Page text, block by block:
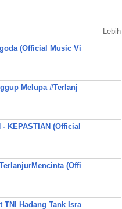
Lebih
(Official Music Vi
Melupa #Terlanj
- KEPASTIAN (Official
(Offi
Hadang Tank Isra